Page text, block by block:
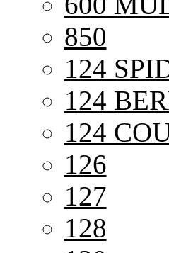
850
124
124
124
126
127
128